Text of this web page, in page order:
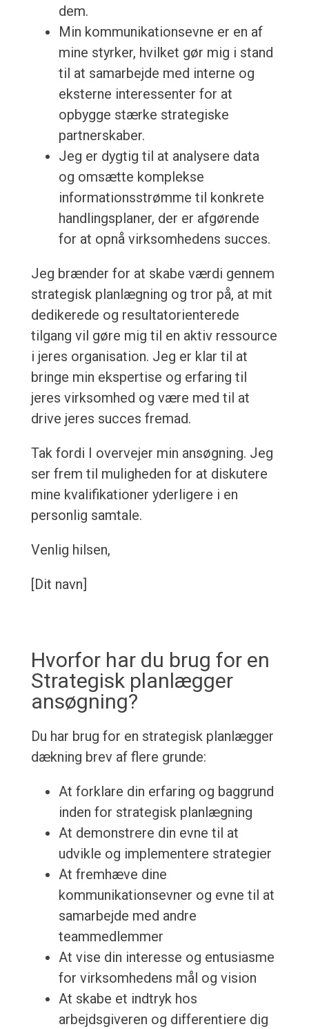
dem.
Min kommunikationsevne er en af
mine styrker, hvilket gør mig i stand
til at samarbejde med interne og
eksterne interessenter for at
opbygge stærke strategiske
partnerskaber.
Jeg er dygtig til at analysere data
og omsætte komplekse
informationsstrømme til konkrete
handlingsplaner, der er afgørende
for at opnå virksomhedens succes.
Jeg brænder for at skabe værdi gennem
strategisk planlægning og tror på, at mit
dedikerede og resultatorienterede
tilgang vil gøre mig til en aktiv ressource
i jeres organisation. Jeg er klar til at
bringe min ekspertise og erfaring til
jeres virksomhed og være med til at
drive jeres succes fremad.
Tak fordi I overvejer min ansøgning. Jeg
ser frem til muligheden for at diskutere
mine kvalifikationer yderligere i en
personlig samtale.
Venlig hilsen,
[Dit navn]
Hvorfor har du brug for en
Strategisk planlægger
ansøgning?
Du har brug for en strategisk planlægger
dækning brev af flere grunde:
At forklare din erfaring og baggrund
inden for strategisk planlægning
At demonstrere din evne til at
udvikle og implementere strategier
At fremhæve dine
kommunikationsevner og evne til at
samarbejde med andre
teammedlemmer
At vise din interesse og entusiasme
for virksomhedens mål og vision
At skabe et indtryk hos
arbejdsgiveren og differentiere dig